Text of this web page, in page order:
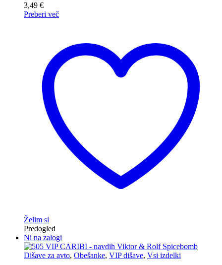
3,49 €
Preberi več
Želim si
Predogled
Ni na zalogi
Dišave za avto, Obešanke, VIP dišave, Vsi izdelki